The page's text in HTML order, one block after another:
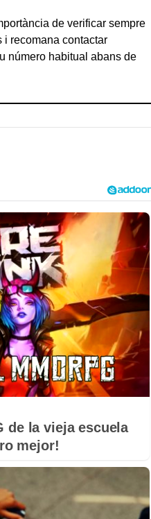
de verificar sempre
i recomana contactar
número habitual abans de
de la vieja escuela
mejor!